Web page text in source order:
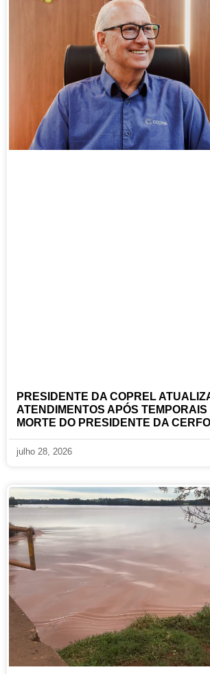
PRESIDENTE DA COPREL
ATENDIMENTOS APÓS
MORTE DO PRESIDENTE DA
julho 28, 2026